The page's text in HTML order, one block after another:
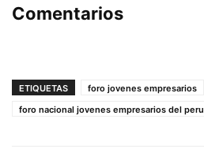
Comentarios
ETIQUETAS
foro jovenes empresarios
foro nacional jovenes empresarios del peru